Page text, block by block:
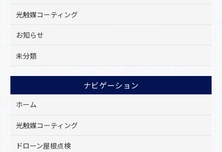
光触媒コーティング
お知らせ
未分類
ナビゲーション
ホーム
光触媒コーティング
ドローン屋根点検